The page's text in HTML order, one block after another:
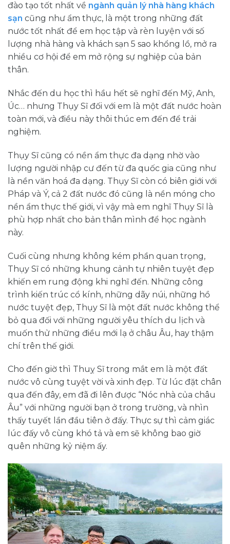
đào tạo tốt nhất về ngành quản lý nhà hàng khách
sạn cũng như ẩm thực, là một trong những đất
nước tốt nhất để em học tập và rèn luyện với số
lượng nhà hàng và khách sạn 5 sao khổng lồ, mở ra
nhiều cơ hội để em mở rộng sự nghiệp của bản
thân.
Nhắc đến du học thì hầu hết sẽ nghĩ đến Mỹ, Anh,
Úc… nhưng Thụy Sĩ đối với em là một đất nước hoàn
toàn mới, và điều này thôi thúc em đến để trải
nghiệm.
Thụy Sĩ cũng có nền ẩm thực đa dạng nhờ vào
lượng người nhập cư đến từ đa quốc gia cũng như
là nền văn hoá đa dạng. Thụy Sĩ còn có biên giới với
Pháp và Ý, cả 2 đất nước đó cũng là nền móng cho
nền ẩm thực thế giới, vì vậy mà em nghĩ Thụy Sĩ là
phù hợp nhất cho bản thân mình để học ngành
này.
Cuối cùng nhưng không kém phần quan trọng,
Thụy Sĩ có những khung cảnh tự nhiên tuyệt đẹp
khiến em rung động khi nghĩ đến. Những công
trình kiến trúc cổ kính, những dãy núi, những hồ
nước tuyệt đẹp, Thụy Sĩ là một đất nước không thể
bỏ qua đối với những người yêu thích du lịch và
muốn thử những điều mới lạ ở châu Âu, hay thậm
chí trên thế giới.
Cho đến giờ thì Thuỵ Sĩ trong mắt em là một đất
nước vô cùng tuyệt vời và xinh đẹp. Từ lúc đặt chân
qua đến đây, em đã đi lên được “Nóc nhà của châu
Âu” với những người bạn ở trong trường, và nhìn
thấy tuyết lần đầu tiên ở đấy. Thực sự thì cảm giác
lúc đấy vô cùng khó tả và em sẽ không bao giờ
quên những kỷ niệm ấy.